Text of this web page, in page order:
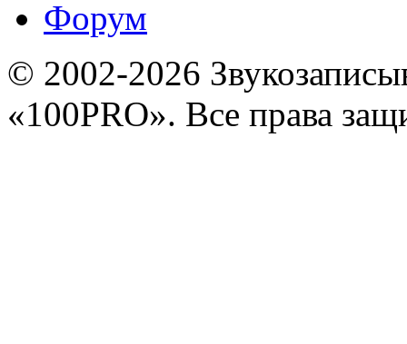
Форум
© 2002-2026
«100PRO». Все права